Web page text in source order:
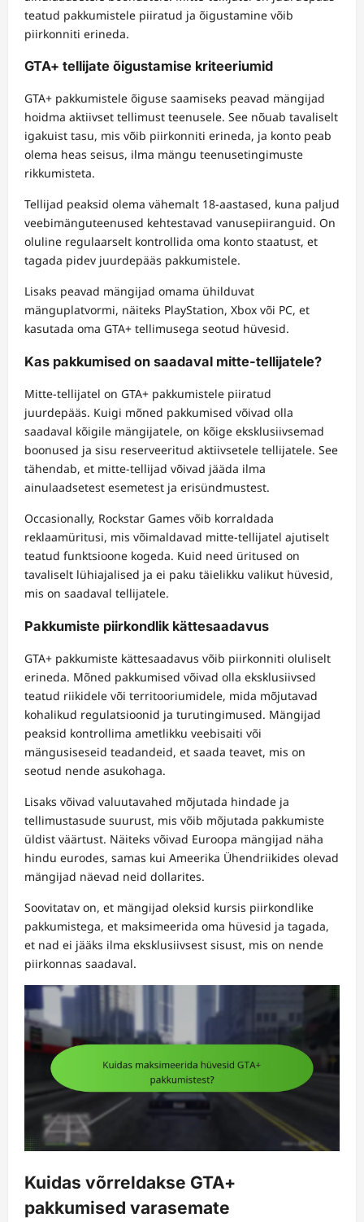
teatud pakkumistele piiratud ja õigustamine võib
piirkonniti erineda.
GTA+ tellijate õigustamise kriteeriumid
GTA+ pakkumistele õiguse saamiseks peavad mängijad
hoidma aktiivset tellimust teenusele. See nõuab tavaliselt
igakuist tasu, mis võib piirkonniti erineda, ja konto peab
olema heas seisus, ilma mängu teenusetingimuste
rikkumisteta.
Tellijad peaksid olema vähemalt 18-aastased, kuna paljud
veebimänguteenused kehtestavad vanusepiiranguid. On
oluline regulaarselt kontrollida oma konto staatust, et
tagada pidev juurdepääs pakkumistele.
Lisaks peavad mängijad omama ühilduvat
mänguplatvormi, näiteks PlayStation, Xbox või PC, et
kasutada oma GTA+ tellimusega seotud hüvesid.
Kas pakkumised on saadaval mitte-tellijatele?
Mitte-tellijatel on GTA+ pakkumistele piiratud
juurdepääs. Kuigi mõned pakkumised võivad olla
saadaval kõigile mängijatele, on kõige eksklusiivsemad
boonused ja sisu reserveeritud aktiivsetele tellijatele. See
tähendab, et mitte-tellijad võivad jääda ilma
ainulaadsetest esemetest ja erisündmustest.
Occasionally, Rockstar Games võib korraldada
reklaamüritusi, mis võimaldavad mitte-tellijatel ajutiselt
teatud funktsioone kogeda. Kuid need üritused on
tavaliselt lühiajalised ja ei paku täielikku valikut hüvesid,
mis on saadaval tellijatele.
Pakkumiste piirkondlik kättesaadavus
GTA+ pakkumiste kättesaadavus võib piirkonniti oluliselt
erineda. Mõned pakkumised võivad olla eksklusiivsed
teatud riikidele või territooriumidele, mida mõjutavad
kohalikud regulatsioonid ja turutingimused. Mängijad
peaksid kontrollima ametlikku veebisaiti või
mängusiseseid teadandeid, et saada teavet, mis on
seotud nende asukohaga.
Lisaks võivad valuutavahed mõjutada hindade ja
tellimustasude suurust, mis võib mõjutada pakkumiste
üldist väärtust. Näiteks võivad Euroopa mängijad näha
hindu eurodes, samas kui Ameerika Ühendriikides olevad
mängijad näevad neid dollarites.
Soovitatav on, et mängijad oleksid kursis piirkondlike
pakkumistega, et maksimeerida oma hüvesid ja tagada,
et nad ei jääks ilma eksklusiivsest sisust, mis on nende
piirkonnas saadaval.
Kuidas võrreldakse GTA+
pakkumised varasemate